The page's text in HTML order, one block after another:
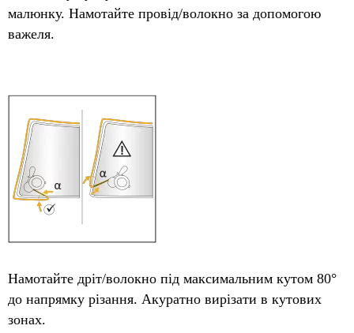
малюнку. Намотайте провід/волокно за допомогою
важеля.
Намотайте дріт/волокно під максимальним кутом 80°
до напрямку різання. Акуратно вирізати в кутових
зонах.